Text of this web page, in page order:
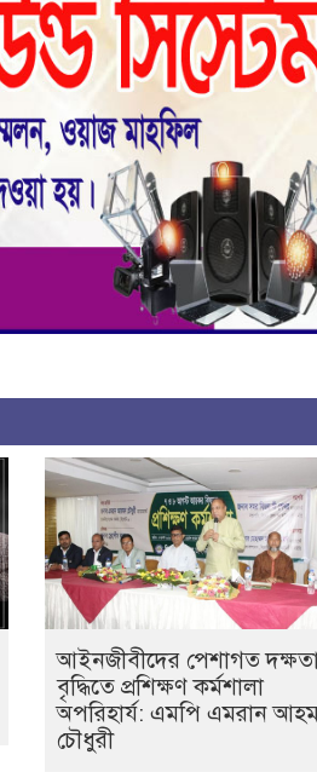
‎আইনজীবীদের পেশাগত
বৃদ্ধিতে প্রশিক্ষণ কর্মশালা
অপরিহার্য: এমপি এমরান
চৌধুরী